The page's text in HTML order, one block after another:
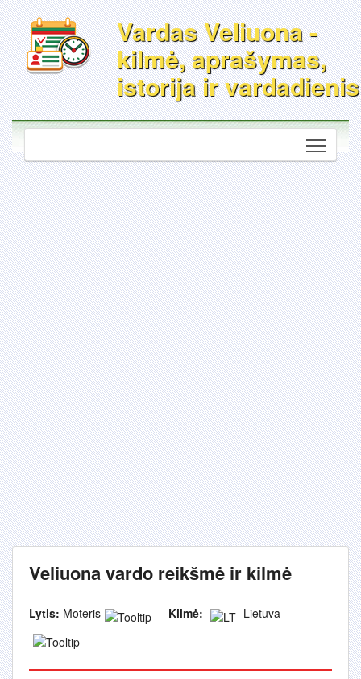
Vardas Veliuona -
kilmė, aprašymas,
istorija ir vardadienis
Veliuona vardo reikšmė ir kilmė
Lytis: Moteris Kilmė: Lietuva